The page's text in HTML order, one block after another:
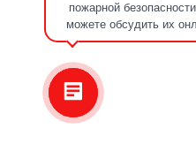
пожарной
можете обсудить их